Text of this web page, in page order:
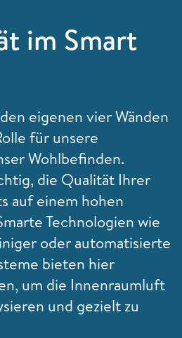
im Smart
eigenen vier Wänden
für unsere
Wohlbefinden.
die Qualität Ihrer
auf einem hohen
Technologien wie
oder automatisierte
bieten hier
um die Innenraumluft
und gezielt zu